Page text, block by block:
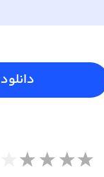
دانلود